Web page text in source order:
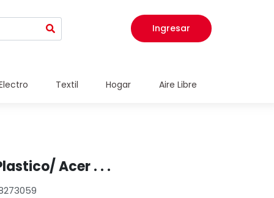
Ingresar
Textil Hogar Aire Libre
Acer . . .